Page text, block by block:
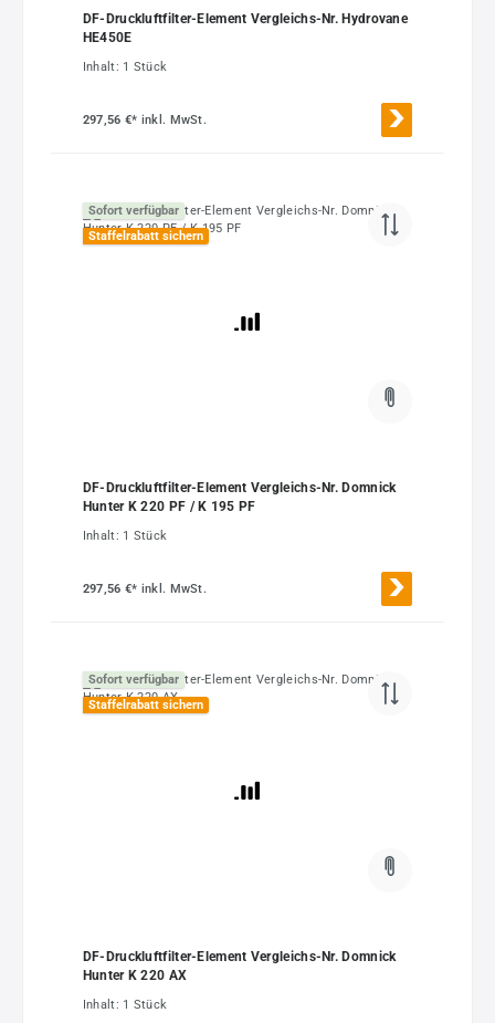
DF-Druckluftfilter-Element Vergleichs-Nr. Hydrovane
HE450E
Inhalt: 1 Stück
297,56 €* inkl. MwSt.
Sofort verfügbar
Staffelrabatt sichern
DF-Druckluftfilter-Element Vergleichs-Nr. Domnick
Hunter K 220 PF / K 195 PF
Inhalt: 1 Stück
297,56 €* inkl. MwSt.
Sofort verfügbar
Staffelrabatt sichern
DF-Druckluftfilter-Element Vergleichs-Nr. Domnick
Hunter K 220 AX
Inhalt: 1 Stück